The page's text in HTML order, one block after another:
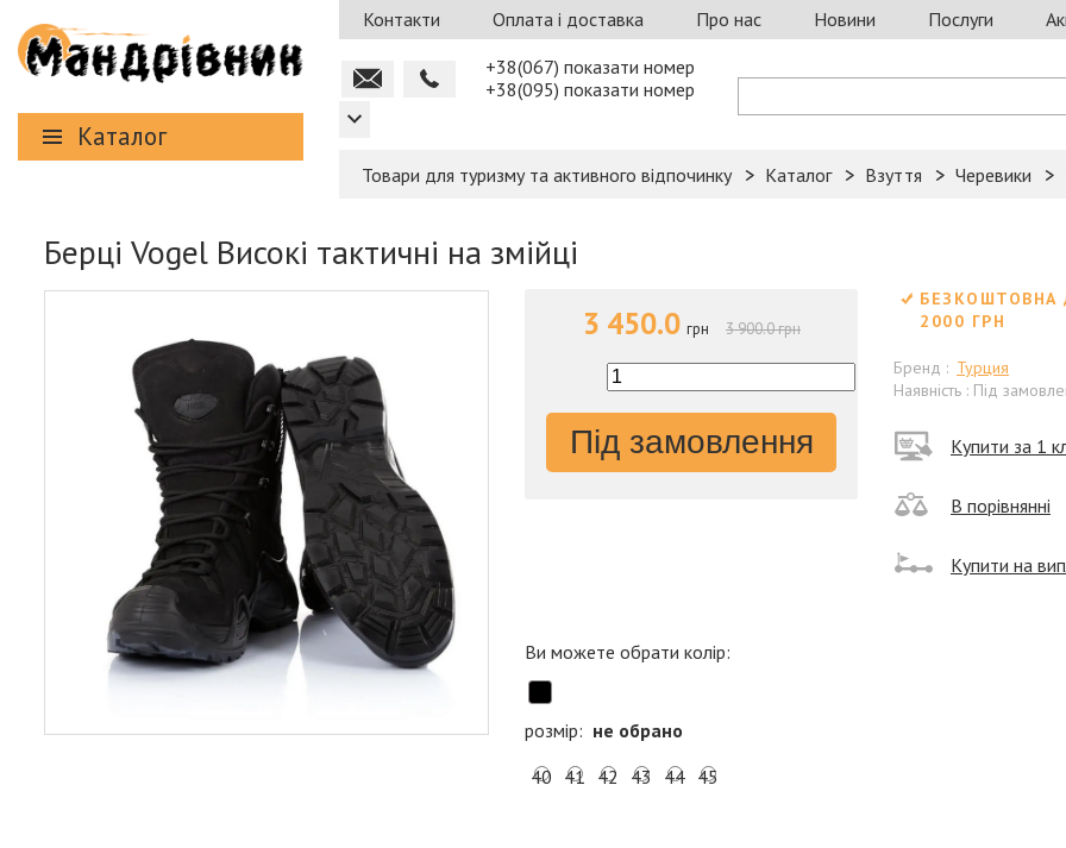
Каталог
Контакти Оплата і доставка Про нас Новини Послуги
+38(067) показати номер
+38(095) показати номер
Товари для туризму та активного відпочинку Каталог Взуття Черевики
Берці Vogel Високі тактичні на змійці
БЕЗКОШТОВНА
2000 ГРН
Бренд : Турция
Наявність : Під
3 450.0 грн 3 900.0 грн
Під замовлення Купити за 1
В порівнянні
Купити на
Ви можете обрати колір:
розмір: не обрано
40 41 42 43 44 45